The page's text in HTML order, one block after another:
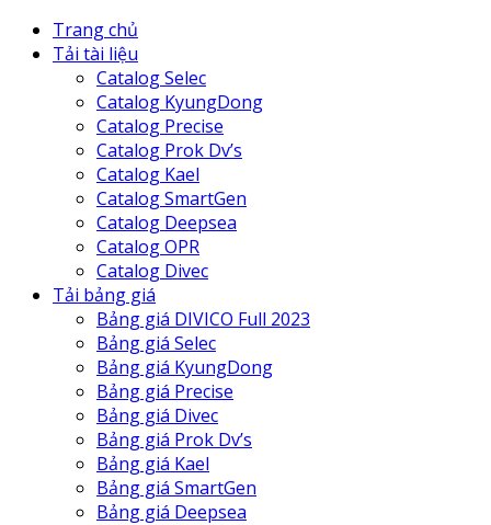
Trang chủ
Tải tài liệu
Catalog Selec
Catalog KyungDong
Catalog Precise
Catalog Prok Dv’s
Catalog Kael
Catalog SmartGen
Catalog Deepsea
Catalog OPR
Catalog Divec
Tải bảng giá
Bảng giá DIVICO Full 2023
Bảng giá Selec
Bảng giá KyungDong
Bảng giá Precise
Bảng giá Divec
Bảng giá Prok Dv’s
Bảng giá Kael
Bảng giá SmartGen
Bảng giá Deepsea